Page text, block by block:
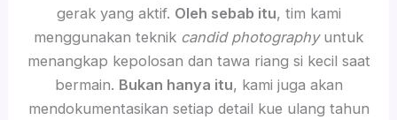
gerak yang aktif. Oleh sebab itu, tim kami
menggunakan teknik candid photographyuntuk
menangkap kepolosan dan tawa riang si kecil saat
bermain. Bukan hanya itu, kami juga akan
mendokumentasikan setiap detail kue ulang tahun